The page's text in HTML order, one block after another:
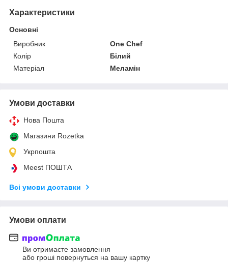
Характеристики
Основні
Виробник
One Chef
Колір
Білий
Матеріал
Меламін
Умови доставки
Нова Пошта
Магазини Rozetka
Укрпошта
Meest ПОШТА
Всі умови доставки
Умови оплати
Ви отримаєте замовлення
або гроші повернуться на вашу картку